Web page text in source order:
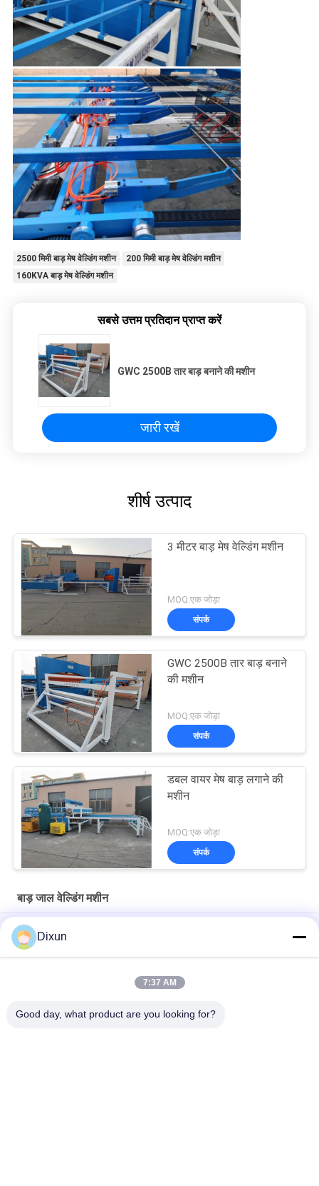
2500 मिमी बाड़ मेष वेल्डिंग मशीन
200 मिमी बाड़ मेष वेल्डिंग मशीन
160KVA बाड़ मेष वेल्डिंग मशीन
सबसे उत्तम प्रतिदान प्राप्त करें
GWC 2500B तार बाड़ बनाने की मशीन
जारी रखें
शीर्ष उत्पाद
3 मीटर बाड़ मेष वेल्डिंग मशीन
MOQ:एक जोड़ा
संपर्क
GWC 2500B तार बाड़ बनाने
की मशीन
MOQ:एक जोड़ा
संपर्क
डबल वायर मेष बाड़ लगाने की
मशीन
MOQ:एक जोड़ा
संपर्क
बाड़ जाल वेल्डिंग मशीन
बाड़ की लंबाई 3 मीटर जाल आकार 50*200 मिमी बाड़ जाल वेल्डिंग मशीन
जाल आकार 50*50 मिमी जस्ती तार 3 मिमी बाड़ जाल वेल्डिंग मशीन
ऑनलाइन झुकने की क्षमता 60 पीसी / घंटा मेष आकार 50 * 200 मिमी बाड़ मेष
Dixun
7:37 AM
Good day, what product are you looking for?